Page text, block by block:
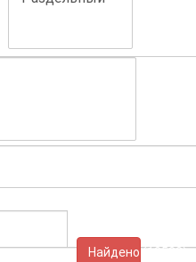
Найдено (10533)